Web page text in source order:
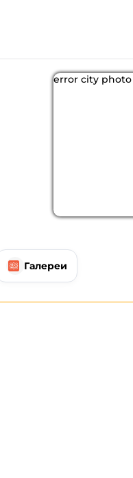
error city photo
Галереи